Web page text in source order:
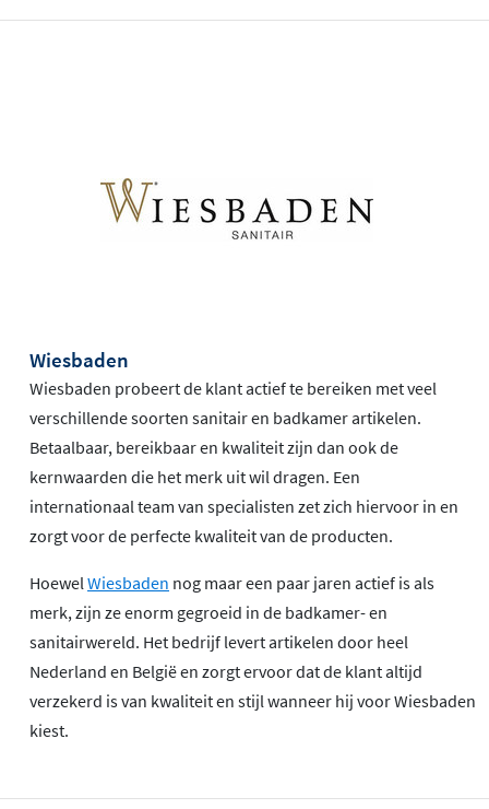
Wiesbaden
Wiesbaden probeert de klant actief te bereiken met veel
verschillende soorten sanitair en badkamer artikelen.
Betaalbaar, bereikbaar en kwaliteit zijn dan ook de
kernwaarden die het merk uit wil dragen. Een
internationaal team van specialisten zet zich hiervoor in en
zorgt voor de perfecte kwaliteit van de producten.
Hoewel Wiesbaden nog maar een paar jaren actief is als
merk, zijn ze enorm gegroeid in de badkamer- en
sanitairwereld. Het bedrijf levert artikelen door heel
Nederland en België en zorgt ervoor dat de klant altijd
verzekerd is van kwaliteit en stijl wanneer hij voor Wiesbaden
kiest.